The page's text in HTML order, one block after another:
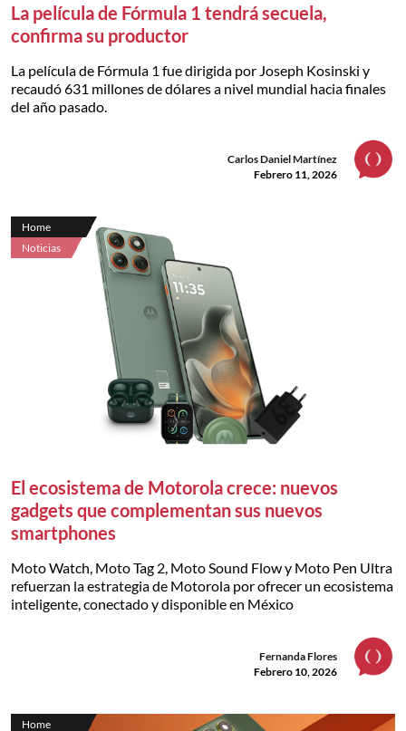
La película de Fórmula 1 tendrá secuela,
confirma su productor
La película de Fórmula 1 fue dirigida por Joseph Kosinski y
recaudó 631 millones de dólares a nivel mundial hacia finales
del año pasado.
Carlos Daniel Martínez
Febrero 11, 2026
Home
Noticias
El ecosistema de Motorola crece: nuevos
gadgets que complementan sus nuevos
smartphones
Moto Watch, Moto Tag 2, Moto Sound Flow y Moto Pen Ultra
refuerzan la estrategia de Motorola por ofrecer un ecosistema
inteligente, conectado y disponible en México
Fernanda Flores
Febrero 10, 2026
Home